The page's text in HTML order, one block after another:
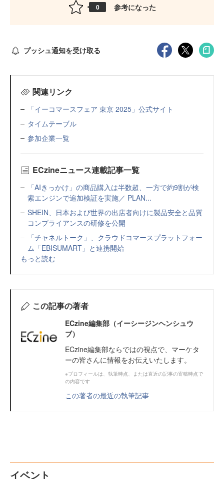
0 参考になった
プッシュ通知を受け取る
関連リンク
「イーコマースフェア 東京 2025」公式サイト
タイムテーブル
参加企業一覧
ECzineニュース連載記事一覧
「AIきっかけ」の商品購入は半数超、一方で約9割が検
索エンジンで追加検証を実施／ PLAN...
SHEIN、日本および世界の出店者向けに製品安全と品質
コンプライアンスの研修を公開
「チャネルトーク」、クラウドコマースプラットフォー
ム「EBISUMART」と連携開始
もっと読む
この記事の著者
ECzine編集部（イーシージンヘンシュウ
ブ）
ECzine編集部ならではの視点で、マーケタ
ーの皆さんに情報をお伝えいたします。
※プロフィールは、執筆時点、または直近の記事の寄稿時点で
の内容です
この著者の最近の執筆記事
イベント